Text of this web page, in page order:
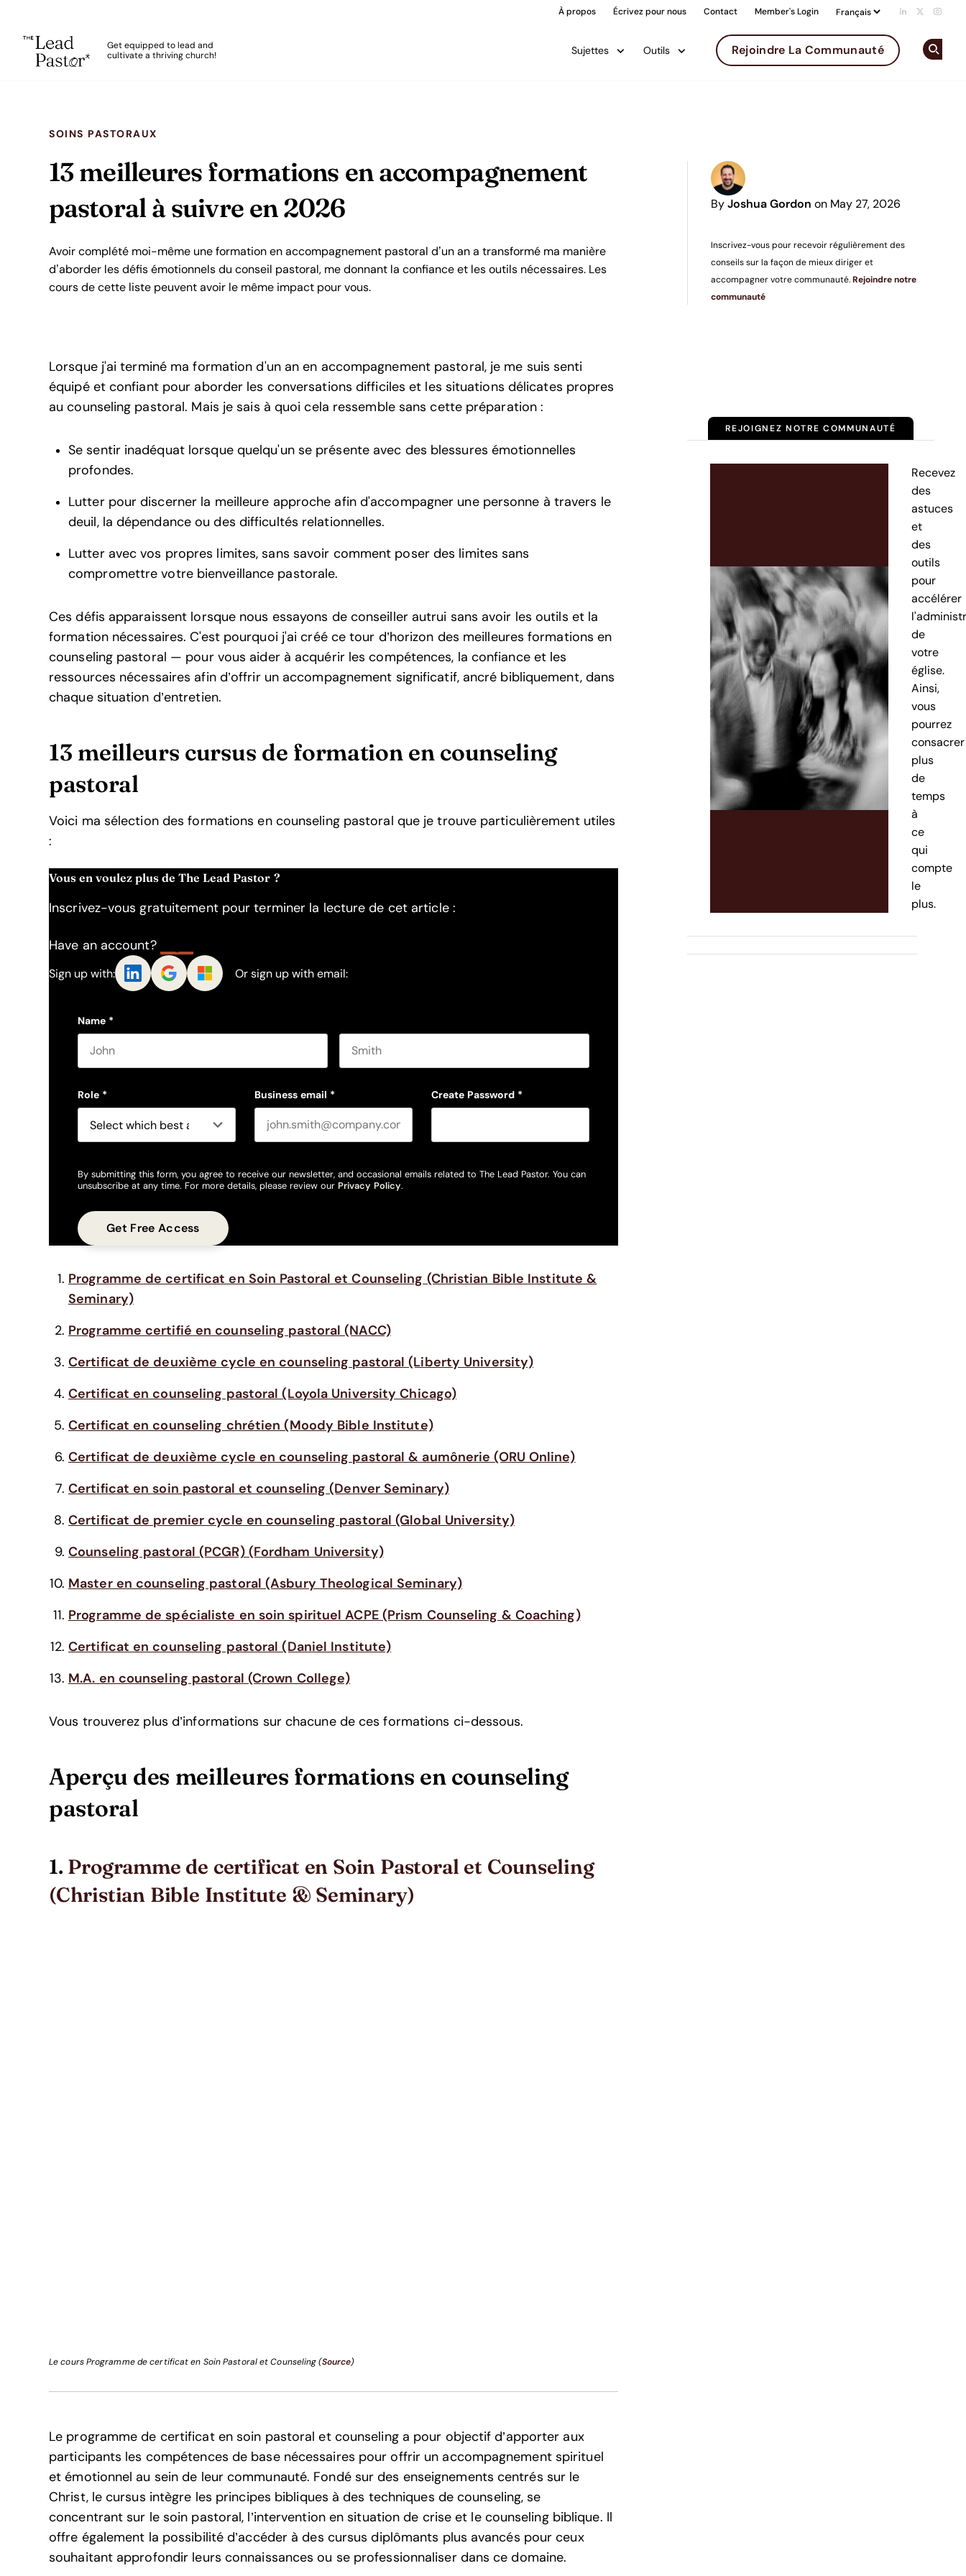
À propos Écrivez pour nous Contact Member's Login Add us on
Follow
Get equipped to lead and
cultivate a thriving church!
Sujettes Outils Rejoindre La Communauté
SOINS PASTORAUX
13 meilleures formations en accompagnement
pastoral à suivre en 2026
By Joshua Gordon on May 27, 2026
Inscrivez-vous pour recevoir régulièrement des
conseils sur la façon de mieux diriger et
accompagner votre communauté. Rejoindre notre
communauté
Avoir complété moi-même une formation en accompagnement pastoral d’un an a transformé ma manière
d’aborder les défis émotionnels du conseil pastoral, me donnant la confiance et les outils nécessaires. Les
cours de cette liste peuvent avoir le même impact pour vous.
Lorsque j'ai terminé ma formation d'un an en accompagnement pastoral, je me suis senti
équipé et confiant pour aborder les conversations difficiles et les situations délicates propres
au counseling pastoral. Mais je sais à quoi cela ressemble sans cette préparation :
Se sentir inadéquat lorsque quelqu'un se présente avec des blessures émotionnelles
profondes.
Lutter pour discerner la meilleure approche afin d'accompagner une personne à travers le
deuil, la dépendance ou des difficultés relationnelles.
Lutter avec vos propres limites, sans savoir comment poser des limites sans
compromettre votre bienveillance pastorale.
Ces défis apparaissent lorsque nous essayons de conseiller autrui sans avoir les outils et la
formation nécessaires. C'est pourquoi j'ai créé ce tour d’horizon des meilleures formations en
counseling pastoral — pour vous aider à acquérir les compétences, la confiance et les
ressources nécessaires afin d’offrir un accompagnement significatif, ancré bibliquement, dans
chaque situation d’entretien.
13 meilleurs cursus de formation en counseling
pastoral
Voici ma sélection des formations en counseling pastoral que je trouve particulièrement utiles
:
Vous en voulez plus de The Lead Pastor ?
Inscrivez-vous gratuitement pour terminer la lecture de cet article :
Have an account?
Sign up with: Or sign up with email:
Name *
Role * Business email * Create Password *
By submitting this form, you agree to receive our newsletter, and occasional emails related to The Lead Pastor. You can
unsubscribe at any time. For more details, please review our Privacy Policy.
Programme de certificat en Soin Pastoral et Counseling (Christian Bible Institute &
Seminary)
Programme certifié en counseling pastoral (NACC)
Certificat de deuxième cycle en counseling pastoral (Liberty University)
Certificat en counseling pastoral (Loyola University Chicago)
Certificat en counseling chrétien (Moody Bible Institute)
Certificat de deuxième cycle en counseling pastoral & aumônerie (ORU Online)
Certificat en soin pastoral et counseling (Denver Seminary)
Certificat de premier cycle en counseling pastoral (Global University)
Counseling pastoral (PCGR) (Fordham University)
Master en counseling pastoral (Asbury Theological Seminary)
Programme de spécialiste en soin spirituel ACPE (Prism Counseling & Coaching)
Certificat en counseling pastoral (Daniel Institute)
M.A. en counseling pastoral (Crown College)
Vous trouverez plus d’informations sur chacune de ces formations ci-dessous.
Aperçu des meilleures formations en counseling
pastoral
1.Programme de certificat en Soin Pastoral et Counseling
(Christian Bible Institute & Seminary)
Le cours Programme de certificat en Soin Pastoral et Counseling (Source)
Le programme de certificat en soin pastoral et counseling a pour objectif d’apporter aux
participants les compétences de base nécessaires pour offrir un accompagnement spirituel
et émotionnel au sein de leur communauté. Fondé sur des enseignements centrés sur le
Christ, le cursus intègre les principes bibliques à des techniques de counseling, se
concentrant sur le soin pastoral, l’intervention en situation de crise et le counseling biblique. Il
offre également la possibilité d’accéder à des cursus diplômants plus avancés pour ceux
souhaitant approfondir leurs connaissances ou se professionnaliser dans ce domaine.
REJOIGNEZ NOTRE COMMUNAUTÉ
Recevez
des
astuces
et
des
outils
pour
accélérer
de
votre
église.
Ainsi,
vous
pourrez
consacrer
plus
de
temps
à
ce
qui
compte
le
plus.